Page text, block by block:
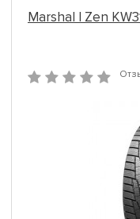
Marshal I Zen